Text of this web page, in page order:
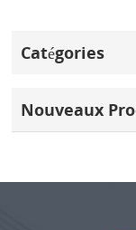
Catégories
Nouveaux